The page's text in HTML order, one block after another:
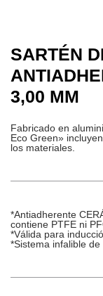
SARTÉN
3,00 MM
Fabricado en
Eco Green»
los materiales.
*Antiadherente
contiene PTFE ni
*Válida para
*Sistema infalible de